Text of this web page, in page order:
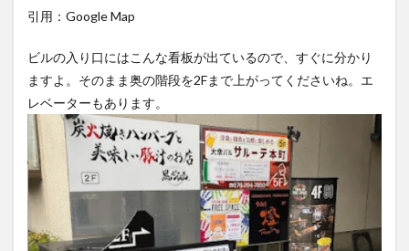
引用：Google Map
ビルの入り口にはこんな看板が出ているので、すぐに分かり
ますよ。そのまま奥の階段を2Fまで上がってくださいね。エ
レベーターもあります。